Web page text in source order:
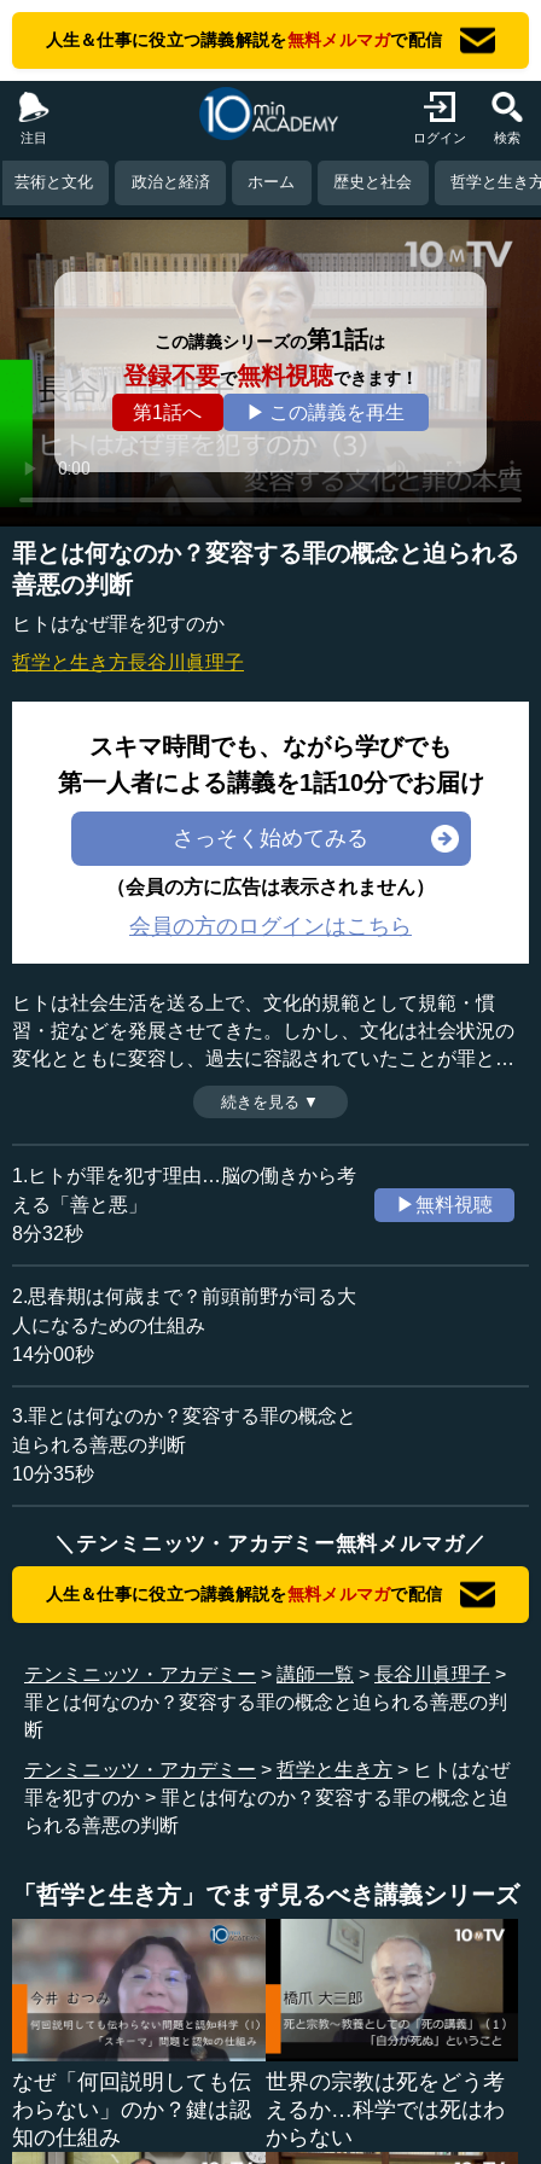
人生＆仕事に役立つ講義解説を無料メルマガで配信
注目 ログイン 検索
芸術と文化 政治と経済 ホーム 歴史と社会 哲学と生き
この講義シリーズの第1話は
登録不要で無料視聴できます！
第1話へ ▶ この講義を再生
罪とは何なのか？変容する罪の概念と迫られる
善悪の判断
ヒトはなぜ罪を犯すのか
哲学と生き方長谷川眞理子
スキマ時間でも、ながら学びでも
第一人者による講義を1話10分でお届け
さっそく始めてみる
（会員の方に広告は表示されません）
会員の方のログインはこちら
ヒトは社会生活を送る上で、文化的規範として規範・慣
習・掟などを発展させてきた。しかし、文化は社会状況の
変化とともに変容し、過去に容認されていたことが罪とな
ることが多く、またその逆もしかりだ。法律は国民国家を
支えるものだが、そのための「善悪」の線引きはけっして
簡単ではない。罪にも普遍的罪、社会的罪、そして個人の
内面による判断としての罪があり、それぞれどう捉えれば
いいのか。この大事な問いについて考えていきたい。（全3
話中第3話）
収録日：2023年12月11日
追加日：2024年3月10日
カテゴリー：
科学技術
≪全文≫
●文化とは何か――世代を超えて伝えられていく情報
の総体
さて、これまで一応は（ヒトは）何をするべきかという
ことで、快を追求して不快を回避するのだけれど、そこに
短期的・長期的、他人のこと・自分のことで、いろいろ葛
藤があるのをどう考えているか、どう処理しているか、そ
ういう脳の部分についてお話をしました。結構複雑になっ
ています。
次は文化（のお話）です。
らしているので、どうしたらいいかという「文化的規範」
というものを持っています。そういう規範、慣習、掟のよ
うなものがどのように発展してきたかというと、それは文
化の変容なので、「文化進化」の研究というものがたくさ
んあります。
犯罪としたり、犯罪ではないとしたりする。
現代社会のような法律や警察がなかった時代では、みん
ながその文化や集団の中で一応許容しているものとする
か、絶対に駄目だとそれを認めず、リンチのように「これ
は駄目です」とみんなで排除するのか、そういうことが法
律ではなく習慣としてみんなで共有されていたわけです。
そういうものが一つ一つ大きな文書として書かれ、それ
に基づくシステムが作られたのが、現在の国民国家である
続きを見る ▼
1.ヒトが罪を犯す理由…脳の働きから考
える「善と悪」
8分32秒
▶無料視聴
2.思春期は何歳まで？前頭前野が司る大
人になるための仕組み
14分00秒
3.罪とは何なのか？変容する罪の概念と
迫られる善悪の判断
10分35秒
＼テンミニッツ・アカデミー無料メルマガ／
人生＆仕事に役立つ講義解説を無料メルマガで配信
テンミニッツ・アカデミー 講師一覧
長谷川眞理子
罪とは何なのか？変容する罪の概念と迫られる善悪の判
断
テンミニッツ・アカデミー
哲学と生き方
ヒトはなぜ
罪を犯すのか
罪とは何なのか？変容する罪の概念と迫
られる善悪の判断
「哲学と生き方」でまず見るべき講義シリーズ
なぜ「何回説明しても伝
わらない」のか？鍵は認
知の仕組み
世界の宗教は死をどう考
えるか…科学では死はわ
からない